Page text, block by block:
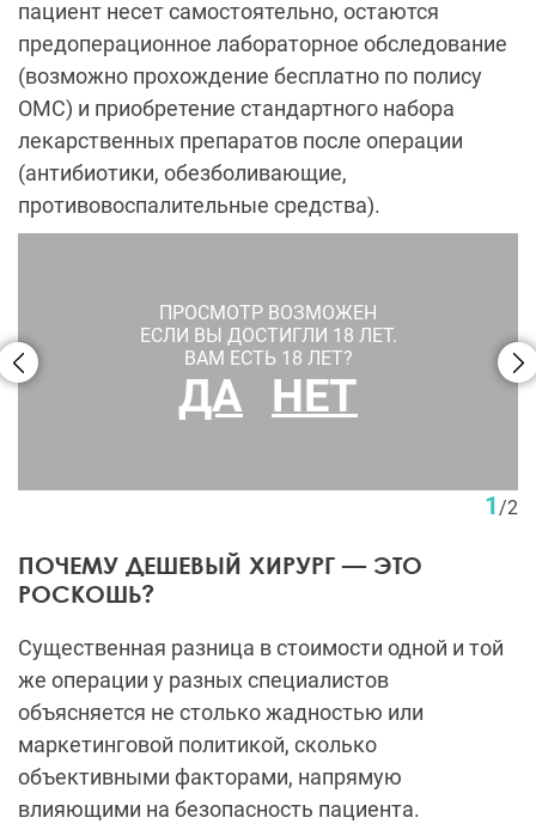
пациент несет самостоятельно, остаются
предоперационное лабораторное обследование
(возможно прохождение бесплатно по полису
ОМС) и приобретение стандартного набора
лекарственных препаратов после операции
(антибиотики, обезболивающие,
противовоспалительные средства).
ПРОСМОТР ВОЗМОЖЕН
ЕСЛИ ВЫ ДОСТИГЛИ 18 ЛЕТ.
ВАМ ЕСТЬ 18 ЛЕТ?
ДА НЕТ
1/2
ПОЧЕМУ ДЕШЕВЫЙ ХИРУРГ — ЭТО
РОСКОШЬ?
Существенная разница в стоимости одной и той
же операции у разных специалистов
объясняется не столько жадностью или
маркетинговой политикой, сколько
объективными факторами, напрямую
влияющими на безопасность пациента.